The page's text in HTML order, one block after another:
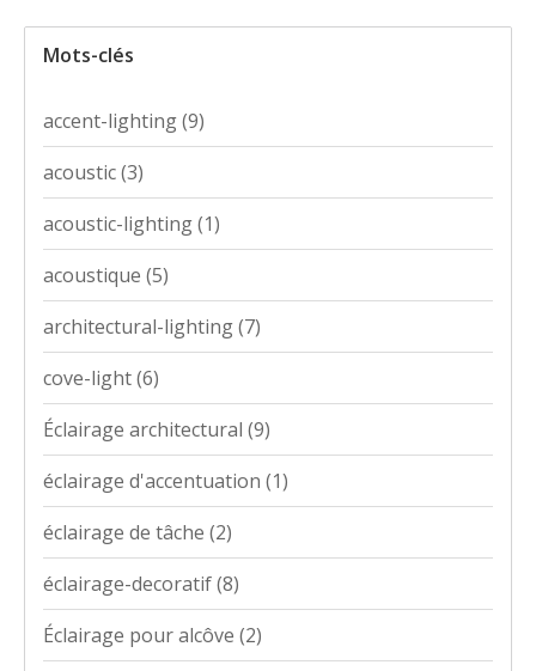
Mots-clés
accent-lighting(9)
acoustic(3)
acoustic-lighting(1)
acoustique (5)
architectural-lighting(7)
cove-light(6)
Éclairage architectural (9)
éclairage d'accentuation (1)
éclairage de tâche (2)
éclairage-decoratif(8)
Éclairage pour alcôve (2)